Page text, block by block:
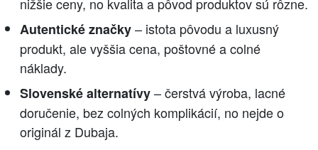
nižšie ceny, no kvalita a pôvod produktov sú rôzne.
Autentické značky– istota pôvodu a luxusný
produkt, ale vyššia cena, poštovné a colné
náklady.
Slovenské alternatívy– čerstvá výroba, lacné
doručenie, bez colných komplikácií, no nejde o
originál z Dubaja.